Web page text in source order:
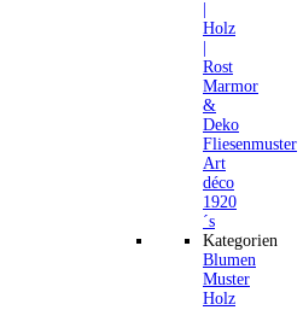
Holz
Rost
Marmor
&
Deko
Fliesenmuster
Art
déco
1920
´s
Kategorien
Blumen
Muster
Holz